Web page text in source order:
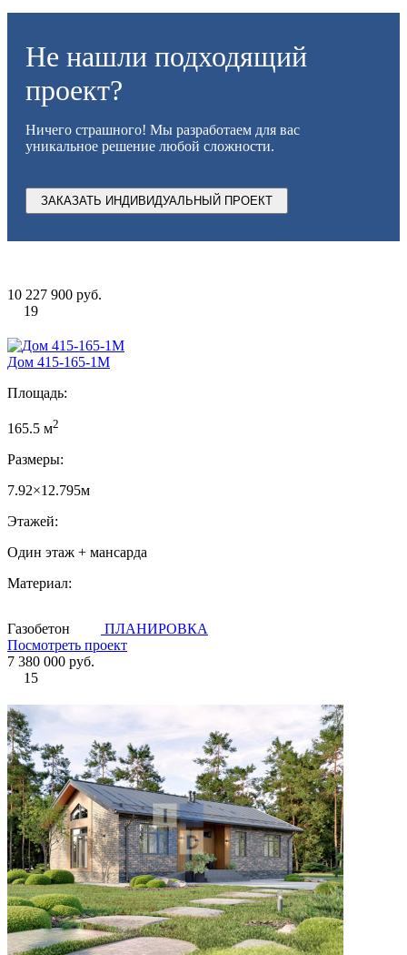
Не нашли подходящий
проект?
Ничего страшного! Мы разработаем для вас
уникальное решение любой сложности.
ЗАКАЗАТЬ ИНДИВИДУАЛЬНЫЙ ПРОЕКТ
10 227 900 руб.
19
Дом 415-165-1М
Площадь:
165.5 м2
Размеры:
7.92×12.795м
Этажей:
Один этаж + мансарда
Материал:
Газобетон
ПЛАНИРОВКА
Посмотреть проект
7 380 000 руб.
15